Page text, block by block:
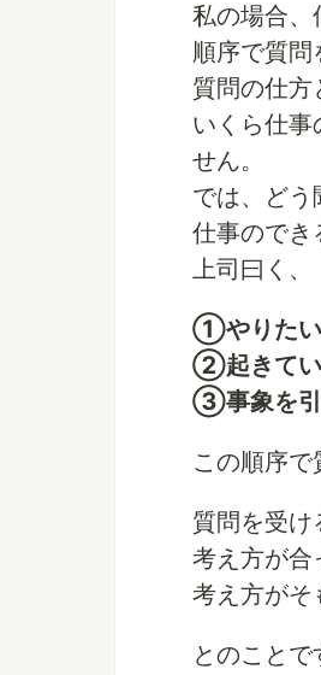
私の場合、
順序で質問
質問の仕方
いくら仕事
せん。
では、どう
仕事のでき
上司曰く、
①やりたい
②起きてい
③事象を引
この順序で
質問を受け
考え方が合
考え方がそ
とのことで